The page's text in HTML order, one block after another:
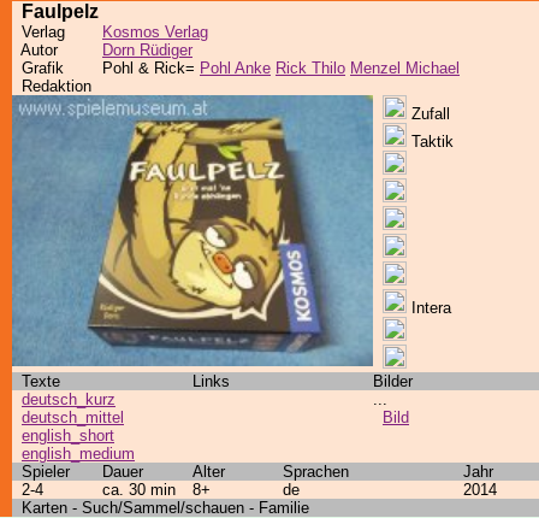
Faulpelz
Verlag
Kosmos Verlag
Autor
Dorn Rüdiger
Grafik
Pohl & Rick= Pohl Anke Rick Thilo Menzel Michael
Redaktion
Zufall
Taktik
Intera
Texte Links
Bilder
deutsch_kurz
deutsch_mittel
english_short
english_medium
...
Bild
Spieler Dauer Alter Sprachen
Jahr
2-4
ca. 30 min 8+ de
2014
Karten - Such/Sammel/schauen - Familie